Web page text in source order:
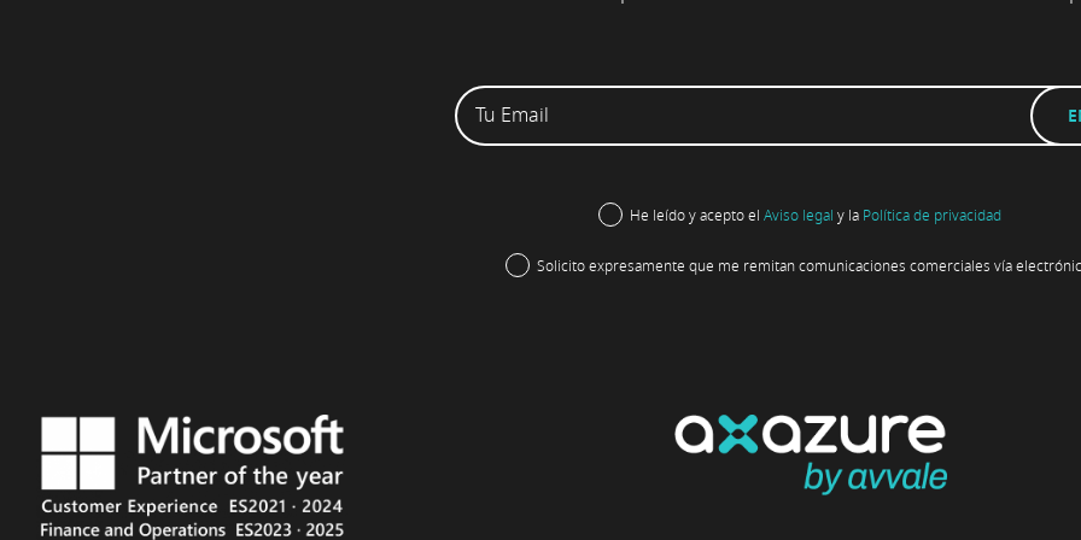
He leído y acepto el Aviso legal y la Política de privacidad
Solicito expresamente que me remitan comunicaciones comerciales vía